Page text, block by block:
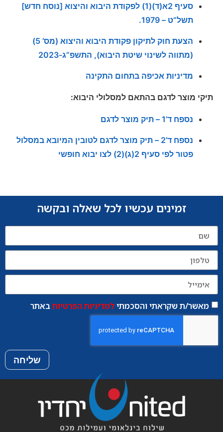
סעיף 2א(ד)(1) לפקודת היבוא והיצוא [נוסח חדש]
תשל”ט – 1979.
הצעת חוק לתיקון פקודת היבוא והיצוא (מס’ 5)
(מתווה לשינוי שיטת היבוא), התשפ”ג-2023
מדיניות אכיפה בתחום התקינה
תיקי מוצר לדגם בהתאם למסלולי היבוא:
נספח ד’1 – תיק מוצר לדגם
נספח ד’2 – תיק מוצר לדגם לטובין המיובא במסלול
פטור לפי סעיף 2(ג)(2) לצו יבוא חופשי
זמינים עכשיו לכל שאלה ובקשה
מאשר/ת שקראתי והסכמתילמדיניות הפרטיותבאתר
שליחה